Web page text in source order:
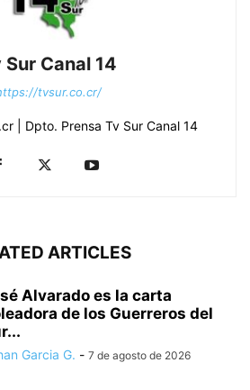
Sur Canal 14
tvsur.co.cr/
| Dpto. Prensa Tv Sur Canal 14
ARTICLES
Alvarado es la carta
de los Guerreros del
Garcia G. - 7 de agosto de 2026